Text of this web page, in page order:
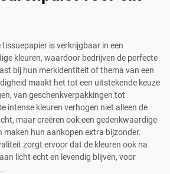
is verkrijgbaar in een
kleuren, waardoor bedrijven de perfecte
bij hun merkidentiteit of thema van een
maakt het tot een uitstekende keuze
van geschenkverpakkingen tot
intense kleuren verhogen niet alleen de
maar creëren ook een gedenkwaardige
maken hun aankopen extra bijzonder.
zorgt ervoor dat de kleuren ook na
licht echt en levendig blijven, voor